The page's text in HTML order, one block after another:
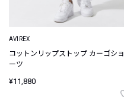
AVIREX
コットンリップストップ カーゴショ
ーツ
¥11,880